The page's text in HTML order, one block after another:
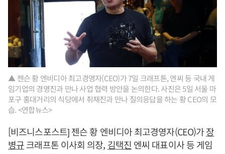
▲ 젠슨 황 엔비디아 최고경영자(CEO)가 7일 크래프톤, 엔씨 등 국내 게
임기업의 경영진과 만나 사업 협력 방안을 논의한다. 사진은 5일 서울 마
포구 홍대거리의 식당에서 취재진과 만나 질의응답을 하는 황 CEO의 모
습. <연합뉴스>
[비즈니스포스트] 젠슨 황 엔비디아 최고경영자(CEO)가장
병규크래프톤 이사회 의장, 김택진 엔씨 대표이사 등 게임